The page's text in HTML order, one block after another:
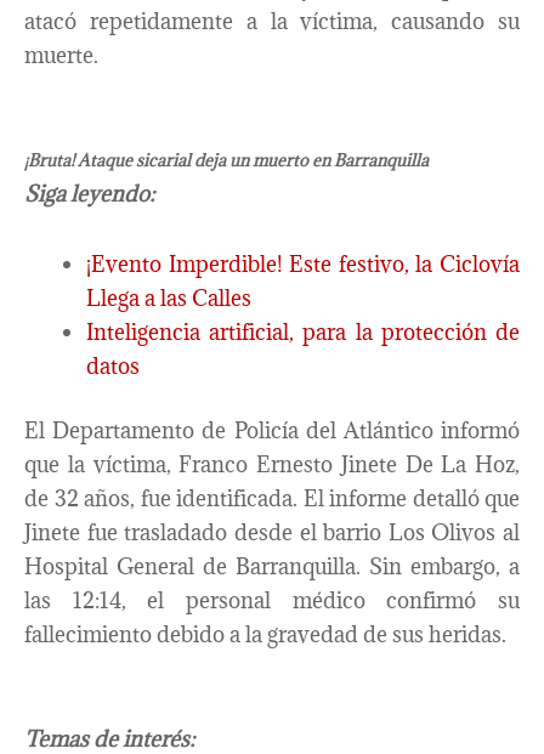
atacó repetidamente a la víctima, causando su
muerte.
¡Bruta! Ataque sicarial deja un muerto en Barranquilla
Siga leyendo:
¡Evento Imperdible! Este festivo, la Ciclovía
Llega a las Calles
Inteligencia artificial, para la protección de
datos
El Departamento de Policía del Atlántico informó
que la víctima, Franco Ernesto Jinete De La Hoz,
de 32 años, fue identificada. El informe detalló que
Jinete fue trasladado desde el barrio Los Olivos al
Hospital General de Barranquilla. Sin embargo, a
las 12:14, el personal médico confirmó su
fallecimiento debido a la gravedad de sus heridas.
Temas de interés: